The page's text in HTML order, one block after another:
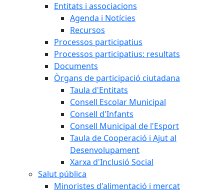
Entitats i associacions
Agenda i Notícies
Recursos
Processos participatius
Processos participatius: resultats
Documents
Òrgans de participació ciutadana
Taula d'Entitats
Consell Escolar Municipal
Consell d'Infants
Consell Municipal de l'Esport
Taula de Cooperació i Ajut al
Desenvolupament
Xarxa d'Inclusió Social
Salut pública
Minoristes d'alimentació i mercat